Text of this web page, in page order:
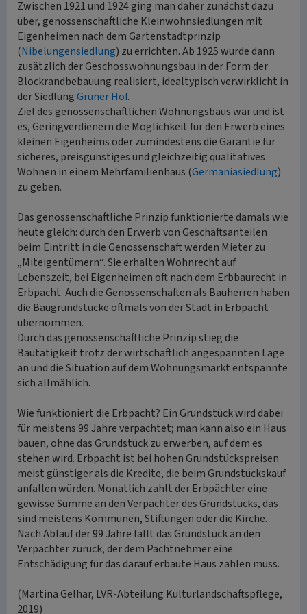
Zwischen 1921 und 1924 ging man daher zunächst dazu
über, genossenschaftliche Kleinwohnsiedlungen mit
Eigenheimen nach dem Gartenstadtprinzip
(Nibelungensiedlung) zu errichten. Ab 1925 wurde dann
zusätzlich der Geschosswohnungsbau in der Form der
Blockrandbebauung realisiert, idealtypisch verwirklicht in
der SiedlungGrüner Hof.
Ziel des genossenschaftlichen Wohnungsbaus war und ist
es, Geringverdienern die Möglichkeit für den Erwerb eines
kleinen Eigenheims oder zumindestens die Garantie für
sicheres, preisgünstiges und gleichzeitig qualitatives
Wohnen in einem Mehrfamilienhaus (Germaniasiedlung)
zu geben.
Das genossenschaftliche Prinzip funktionierte damals wie
heute gleich: durch den Erwerb von Geschäftsanteilen
beim Eintritt in die Genossenschaft werden Mieter zu
„Miteigentümern“. Sie erhalten Wohnrecht auf
Lebenszeit, bei Eigenheimen oft nach dem Erbbaurecht in
Erbpacht. Auch die Genossenschaften als Bauherren haben
die Baugrundstücke oftmals von der Stadt in Erbpacht
übernommen.
Durch das genossenschaftliche Prinzip stieg die
Bautätigkeit trotz der wirtschaftlich angespannten Lage
an und die Situation auf dem Wohnungsmarkt entspannte
sich allmählich.
Wie funktioniert die Erbpacht? Ein Grundstück wird dabei
für meistens 99 Jahre verpachtet; man kann also ein Haus
bauen, ohne das Grundstück zu erwerben, auf dem es
stehen wird. Erbpacht ist bei hohen Grundstückspreisen
meist günstiger als die Kredite, die beim Grundstückskauf
anfallen würden. Monatlich zahlt der Erbpächter eine
gewisse Summe an den Verpächter des Grundstücks, das
sind meistens Kommunen, Stiftungen oder die Kirche.
Nach Ablauf der 99 Jahre fällt das Grundstück an den
Verpächter zurück, der dem Pachtnehmer eine
Entschädigung für das darauf erbaute Haus zahlen muss.
(Martina Gelhar, LVR-Abteilung Kulturlandschaftspflege,
2019)